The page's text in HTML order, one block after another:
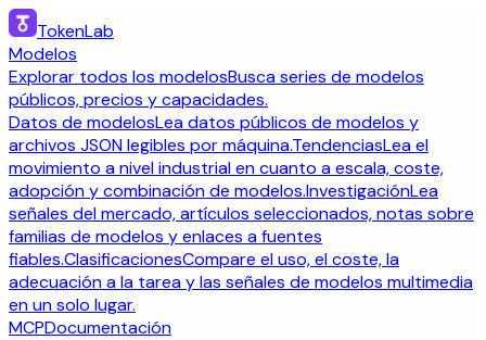
TokenLab
Modelos
Explorar todos los modelosBusca series de modelos
públicos, precios y capacidades.
Datos de modelosLea datos públicos de modelos y
archivos JSON legibles por máquina.TendenciasLea el
movimiento a nivel industrial en cuanto a escala, coste,
adopción y combinación de modelos.InvestigaciónLea
señales del mercado, artículos seleccionados, notas sobre
familias de modelos y enlaces a fuentes
fiables.ClasificacionesCompare el uso, el coste, la
adecuación a la tarea y las señales de modelos multimedia
en un solo lugar.
MCPDocumentación